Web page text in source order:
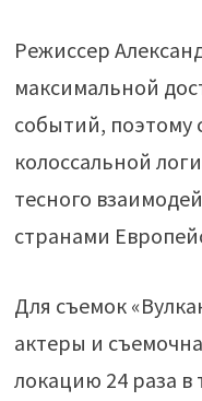
Режиссер
максимальной
событий, поэтому
колоссальной
тесного
странами
Для съемок
актеры и
локацию 24 раза в